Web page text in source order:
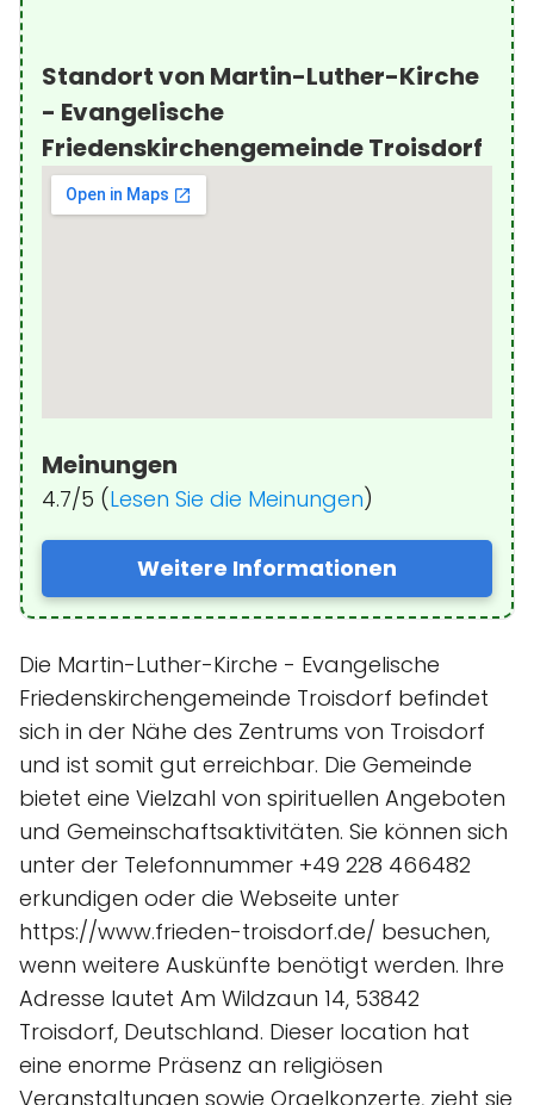
Standort von Martin-Luther-Kirche
- Evangelische
Friedenskirchengemeinde Troisdorf
Meinungen
4.7/5 (Lesen Sie die Meinungen)
Weitere Informationen
Die Martin-Luther-Kirche - Evangelische
Friedenskirchengemeinde Troisdorf befindet
sich in der Nähe des Zentrums von Troisdorf
und ist somit gut erreichbar. Die Gemeinde
bietet eine Vielzahl von spirituellen Angeboten
und Gemeinschaftsaktivitäten. Sie können sich
unter der Telefonnummer +49 228 466482
erkundigen oder die Webseite unter
https://www.frieden-troisdorf.de/ besuchen,
wenn weitere Auskünfte benötigt werden. Ihre
Adresse lautet Am Wildzaun 14, 53842
Troisdorf, Deutschland. Dieser location hat
eine enorme Präsenz an religiösen
Veranstaltungen sowie Orgelkonzerte, zieht sie